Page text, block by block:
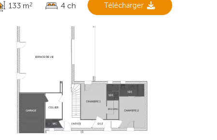
133 m2 4 ch Télécharger